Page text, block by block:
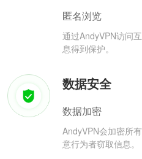
匿名浏览
通过AndyVPN访问
息得到保护。
数据安全
数据加密
AndyVPN会加密所
意行为者窃取信息。